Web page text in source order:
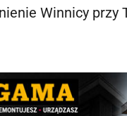
Winnicy przy